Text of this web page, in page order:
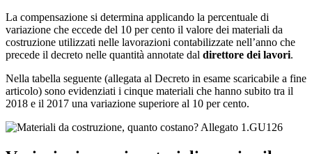
La compensazione si determina applicando la percentuale di
variazione che eccede del 10 per cento il valore dei materiali da
costruzione utilizzati nelle lavorazioni contabilizzate nell’anno che
precede il decreto nelle quantità annotate dal direttore dei lavori.
Nella tabella seguente (allegata al Decreto in esame scaricabile a fine
articolo) sono evidenziati i cinque materiali che hanno subito tra il
2018 e il 2017 una variazione superiore al 10 per cento.